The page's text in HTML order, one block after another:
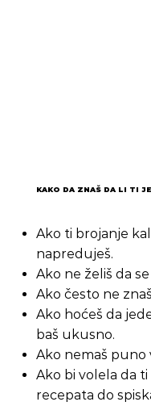
KAKO DA ZNAŠ DA LI TI
Ako ti brojanje
napreduješ.
Ako ne želiš da
Ako često ne
Ako hoćeš da
baš ukusno.
Ako nemaš puno
Ako bi volela da ti
recepata do